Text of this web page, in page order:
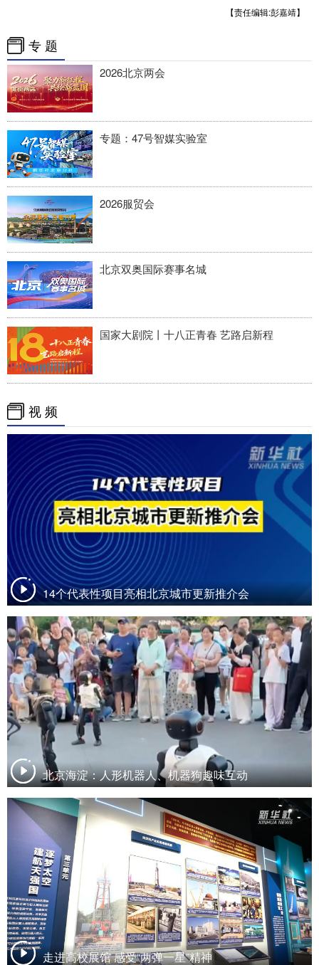
【责任编辑:彭嘉靖】
专 题
2026北京两会
专题：47号智媒实验室
2026服贸会
北京双奥国际赛事名城
国家大剧院丨十八正青春 艺路启新程
视 频
14个代表性项目亮相北京城市更新推介会
北京海淀：人形机器人、机器狗趣味互动
走进高校展馆 感受“两弹一星”精神